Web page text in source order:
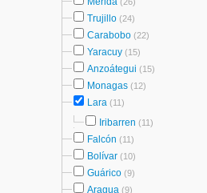
Trujillo (24)
Carabobo (22)
Yaracuy (15)
Anzoátegui (15)
Monagas (12)
Lara (11)
Iribarren (11)
Falcón (11)
Bolívar (10)
Guárico (9)
Aragua (9)